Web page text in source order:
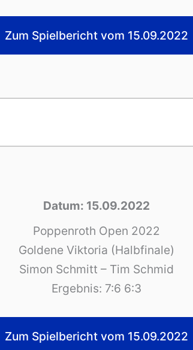
Zum Spielbericht vom 15.09.2022
Datum: 15.09.2022
Poppenroth Open 2022
Goldene Viktoria (Halbfinale)
Simon Schmitt – Tim Schmid
Ergebnis: 7:6 6:3
Zum Spielbericht vom 15.09.2022